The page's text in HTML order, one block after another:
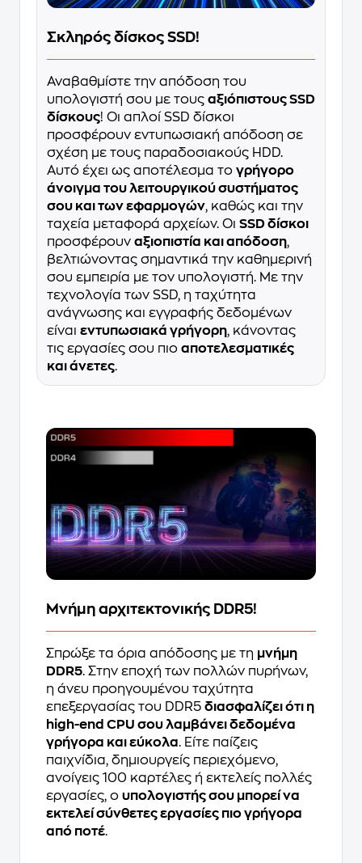
Σκληρός δίσκος SSD!
Αναβαθμίστε την απόδοση του
υπολογιστή σου με τους αξιόπιστους SSD
δίσκους! Οι απλοί SSD δίσκοι
προσφέρουν εντυπωσιακή απόδοση σε
σχέση με τους παραδοσιακούς HDD.
Αυτό έχει ως αποτέλεσμα το γρήγορο
άνοιγμα του λειτουργικού συστήματος
σου και των εφαρμογών, καθώς και την
ταχεία μεταφορά αρχείων. Οι SSD δίσκοι
προσφέρουν αξιοπιστία και απόδοση,
βελτιώνοντας σημαντικά την καθημερινή
σου εμπειρία με τον υπολογιστή. Με την
τεχνολογία των SSD, η ταχύτητα
ανάγνωσης και εγγραφής δεδομένων
είναι εντυπωσιακά γρήγορη, κάνοντας
τις εργασίες σου πιο αποτελεσματικές
και άνετες.
Μνήμη αρχιτεκτονικής DDR5!
Σπρώξε τα όρια απόδοσης με τη μνήμη
DDR5. Στην εποχή των πολλών πυρήνων,
η άνευ προηγουμένου ταχύτητα
επεξεργασίας του DDR5 διασφαλίζει ότι η
high-end CPU σου λαμβάνει δεδομένα
γρήγορα και εύκολα. Είτε παίζεις
παιχνίδια, δημιουργείς περιεχόμενο,
ανοίγεις 100 καρτέλες ή εκτελείς πολλές
εργασίες, ο υπολογιστής σου μπορεί να
εκτελεί σύνθετες εργασίες πιο γρήγορα
από ποτέ.